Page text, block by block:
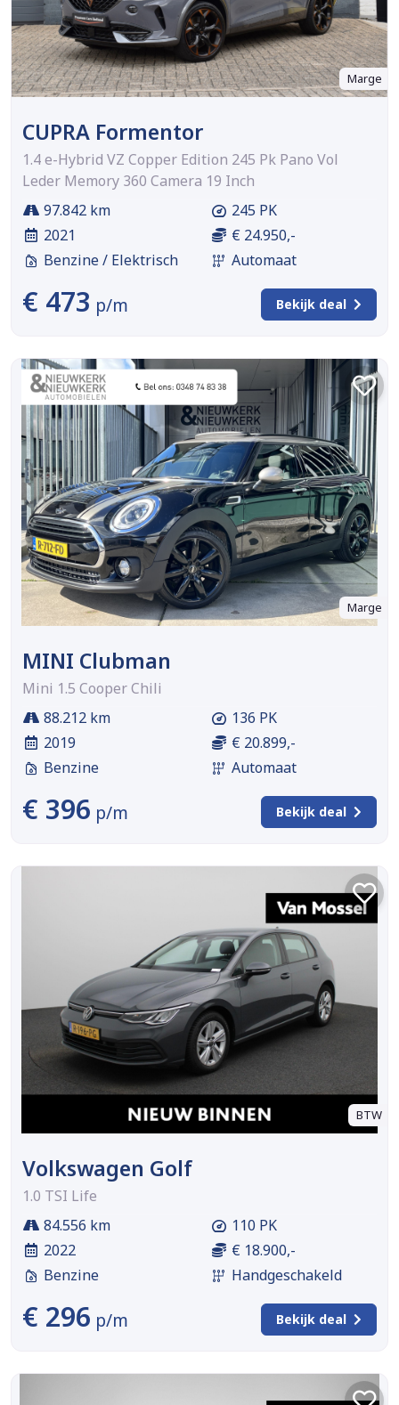
Marge
CUPRA Formentor
1.4 e-Hybrid VZ Copper Edition 245 Pk Pano Vol
Leder Memory 360 Camera 19 Inch
97.842 km
2021
Benzine / Elektrisch
245 PK
€ 24.950,-
Automaat
€ 473 p/m Bekijk deal
Marge
MINI Clubman
Mini 1.5 Cooper Chili
88.212 km
2019
Benzine
136 PK
€ 20.899,-
Automaat
€ 396 p/m Bekijk deal
BTW
Volkswagen Golf
1.0 TSI Life
84.556 km
2022
Benzine
110 PK
€ 18.900,-
Handgeschakeld
€ 296 p/m Bekijk deal